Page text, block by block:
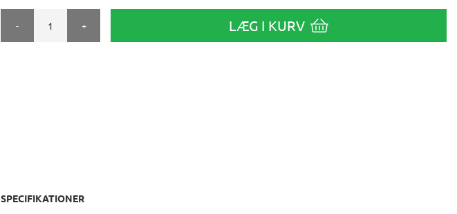
- + LÆG I KURV
SPECIFIKATIONER